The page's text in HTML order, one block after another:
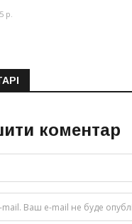
р.
коментар